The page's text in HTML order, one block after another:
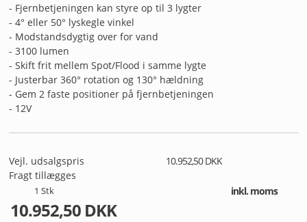
RMA
HANDELSBETINGELSER
PERSONDATAPOLITIK
MIN PROFIL
- Fjernbetjeningen kan styre op til 3 lygter
- 4° eller 50° lyskegle vinkel
- Modstandsdygtig over for vand
- 3100 lumen
- Skift frit mellem Spot/Flood i samme lygte
- Justerbar 360° rotation og 130° hældning
- Gem 2 faste positioner på fjernbetjeningen
- 12V
Vejl. udsalgspris
Fragt tillægges
10.952,50 DKK
1 Stk inkl. moms
10.952,50 DKK